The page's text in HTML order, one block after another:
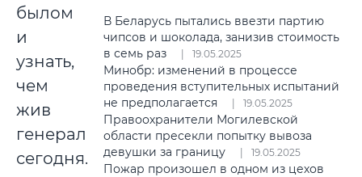
былом
и
узнать,
чем
жив
генерал
сегодня.
В Беларусь пытались ввезти партию
чипсов и шоколада, занизив стоимость
в семь раз
19.05.2025
Минобр: изменений в процессе
проведения вступительных испытаний
не предполагается
19.05.2025
Правоохранители Могилевской
области пресекли попытку вывоза
девушки за границу
19.05.2025
Пожар произошел в одном из цехов